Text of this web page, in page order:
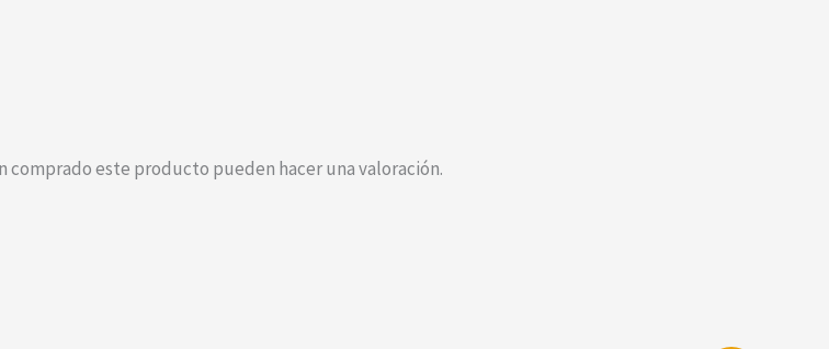
comprado este producto pueden hacer una valoración.